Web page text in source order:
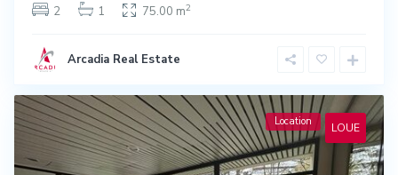
2
1 75.00 m2
Arcadia Real Estate
Location LOUE